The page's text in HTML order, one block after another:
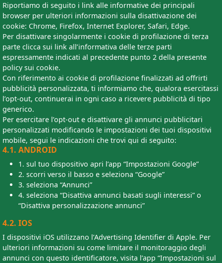
Riportiamo di seguito i link alle informative dei principali
browser per ulteriori informazioni sulla disattivazione dei
cookie: Chrome, Firefox, Internet Explorer, Safari, Edge.
Per disattivare singolarmente i cookie di profilazione di terza
parte clicca sui link all’informativa delle terze parti
espressamente indicati al precedente punto 2 della presente
policy sui cookie.
Con riferimento ai cookie di profilazione finalizzati ad offrirti
pubblicità personalizzata, ti informiamo che, qualora esercitassi
l’opt-out, continuerai in ogni caso a ricevere pubblicità di tipo
generico.
Per esercitare l’opt-out e disattivare gli annunci pubblicitari
personalizzati modificando le impostazioni dei tuoi dispositivi
mobile, segui le indicazioni che trovi qui di seguito:
4.1. ANDROID
1. sul tuo dispositivo apri l’app “Impostazioni Google”
2. scorri verso il basso e seleziona “Google”
3. seleziona “Annunci”
4. seleziona “Disattiva annunci basati sugli interessi” o
“Disattiva personalizzazione annunci”
4.2. IOS
I dispositivi iOS utilizzano l’Advertising Identifier di Apple. Per
ulteriori informazioni su come limitare il monitoraggio degli
annunci con questo identificatore, visita l’app “Impostazioni sul